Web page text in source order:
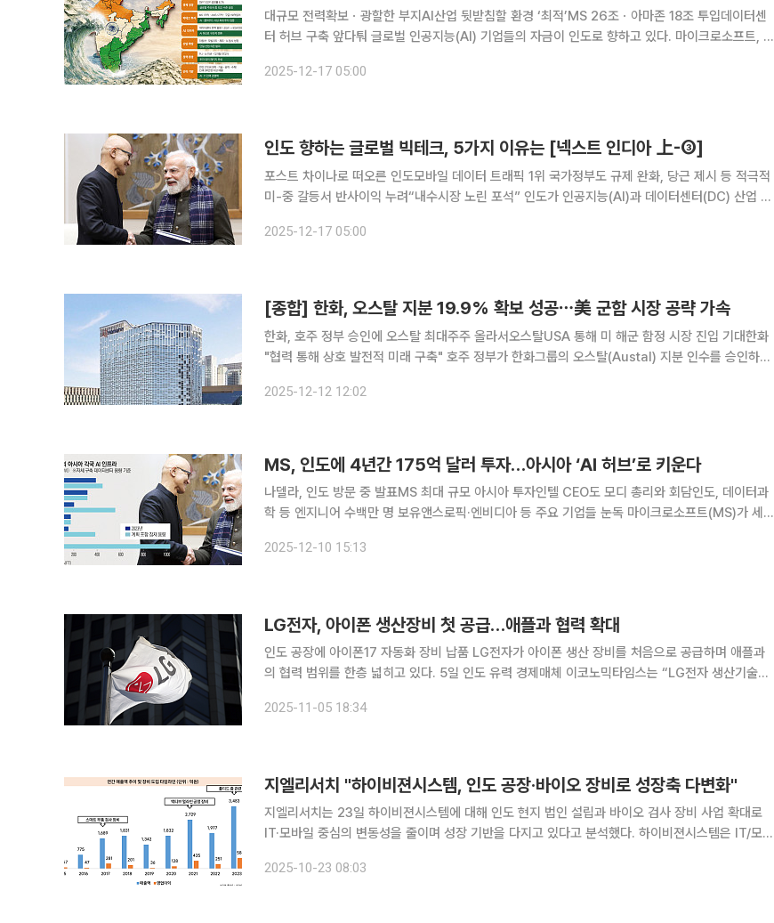
대규모 전력확보ㆍ광할한 부지AI산업 뒷받침할 환경 ‘최적’MS 26조ㆍ아마존 18조 투입데이터센
터 허브 구축 앞다퉈 글로벌 인공지능(AI) 기업들의 자금이 인도로 향하고 있다. 마이크로소프트, 아
자본의 중심 무대로 떠올랐다. 변화의 배경에는 지정학과 산업
2025-12-17 05:00
인도 향하는 글로벌 빅테크, 5가지 이유는 [넥스트 인디아 上-③]
포스트 차이나로 떠오른 인도모바일 데이터 트래픽 1위 국가정부도 규제 완화, 당근 제시 등 적극적
미-중 갈등서 반사이익 누려“내수시장 노린 포석” 인도가 인공지능(AI)과 데이터센터(DC) 산업 글
빅테크가 잇따라 대규모 인프라 투자 계획을 발표하면서, 인도
2025-12-17 05:00
[종합] 한화, 오스탈 지분 19.9% 확보 성공⋯美 군함 시장 공략 가속
한화, 호주 정부 승인에 오스탈 최대주주 올라서오스탈USA 통해 미 해군 함정 시장 진입 기대한화
"협력 통해 상호 발전적 미래 구축" 호주 정부가 한화그룹의 오스탈(Austal) 지분 인수를 승인하면
르면 오스탈은 이날 “호주 외국인투자심의위원회(FIRB
2025-12-12 12:02
MS, 인도에 4년간 175억 달러 투자…아시아 ‘AI 허브’로 키운다
나델라, 인도 방문 중 발표MS 최대 규모 아시아 투자인텔 CEO도 모디 총리와 회담인도, 데이터과
학 등 엔지니어 수백만 명 보유앤스로픽·엔비디아 등 주요 기업들 눈독 마이크로소프트(MS)가 세계
쳐 약 26조 원에 달하는 자금을 인도에 투입한다는 계획이다.
2025-12-10 15:13
LG전자, 아이폰 생산장비 첫 공급…애플과 협력 확대
인도 공장에 아이폰17 자동화 장비 납품 LG전자가 아이폰 생산 장비를 처음으로 공급하며 애플과
의 협력 범위를 한층 넓히고 있다. 5일 인도 유력 경제매체 이코노믹타임스는 “LG전자 생산기술원
를 최초로 공급했다”고 보도했다. LG전자가 스마트팩토리 관련 장비 납
2025-11-05 18:34
지엘리서치 "하이비젼시스템, 인도 공장·바이오 장비로 성장축 다변화"
지엘리서치는 23일 하이비젼시스템에 대해 인도 현지 법인 설립과 바이오 검사 장비 사업 확대로
IT·모바일 중심의 변동성을 줄이며 성장 기반을 다지고 있다고 분석했다. 하이비젼시스템은 IT/모바
이오/헬스케어 부문으로도 신사업 진출을 진행하고 있다.
2025-10-23 08:03